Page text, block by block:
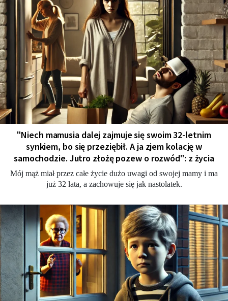
"Niech mamusia dalej zajmuje się swoim 32-letnim
synkiem, bo się przeziębił. A ja zjem kolację w
samochodzie. Jutro złożę pozew o rozwód": z życia
Mój mąż miał przez całe życie dużo uwagi od swojej mamy i ma
już 32 lata, a zachowuje się jak nastolatek.